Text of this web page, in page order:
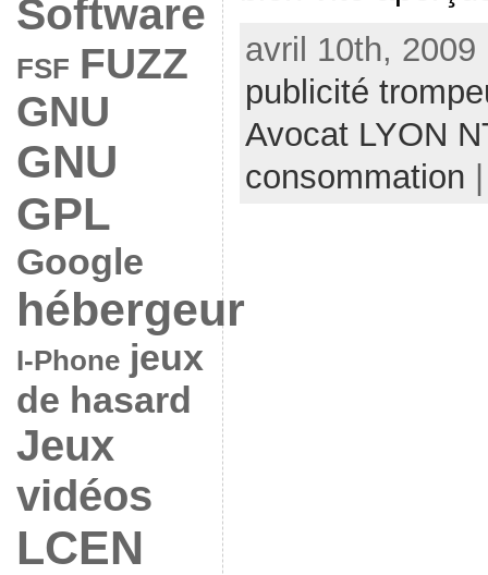
Software
FSF FUZZ
GNU
GNU
GPL
Google
hébergeur
I-Phone jeux
de hasard
Jeux
vidéos
LCEN
avril 10th,
publicité
Avocat LYON
consommation